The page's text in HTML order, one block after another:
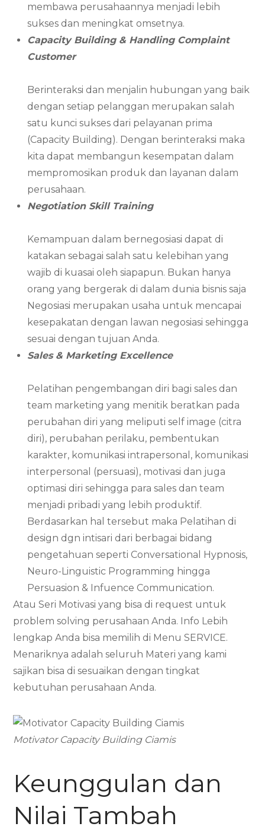
membawa perusahaannya menjadi lebih
sukses dan meningkat omsetnya.
Capacity Building & Handling Complaint
Customer
Berinteraksi dan menjalin hubungan yang baik
dengan setiap pelanggan merupakan salah
satu kunci sukses dari pelayanan prima
(Capacity Building). Dengan berinteraksi maka
kita dapat membangun kesempatan dalam
mempromosikan produk dan layanan dalam
perusahaan.
Negotiation Skill Training
Kemampuan dalam bernegosiasi dapat di
katakan sebagai salah satu kelebihan yang
wajib di kuasai oleh siapapun. Bukan hanya
orang yang bergerak di dalam dunia bisnis saja
Negosiasi merupakan usaha untuk mencapai
kesepakatan dengan lawan negosiasi sehingga
sesuai dengan tujuan Anda.
Sales & Marketing Excellence
Pelatihan pengembangan diri bagi sales dan
team marketing yang menitik beratkan pada
perubahan diri yang meliputi self image (citra
diri), perubahan perilaku, pembentukan
karakter, komunikasi intrapersonal, komunikasi
interpersonal (persuasi), motivasi dan juga
optimasi diri sehingga para sales dan team
menjadi pribadi yang lebih produktif.
Berdasarkan hal tersebut maka Pelatihan di
design dgn intisari dari berbagai bidang
pengetahuan seperti Conversational Hypnosis,
Neuro-Linguistic Programming hingga
Persuasion & Infuence Communication.
Atau Seri Motivasi yang bisa di request untuk
problem solving perusahaan Anda. Info Lebih
lengkap Anda bisa memilih di Menu SERVICE.
Menariknya adalah seluruh Materi yang kami
sajikan bisa di sesuaikan dengan tingkat
kebutuhan perusahaan Anda.
Motivator Capacity Building Ciamis
Keunggulan dan
Nilai Tambah